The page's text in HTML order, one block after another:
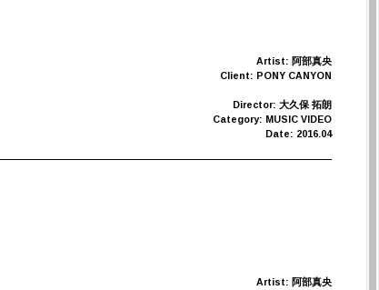
Artist: 阿部真央
Client: PONY CANYON
Director: 大久保 拓朗
Category: MUSIC VIDEO
Date: 2016.04
Artist: 阿部真央